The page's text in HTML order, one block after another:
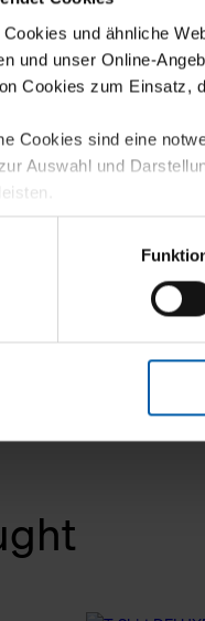
und ähnliche
und unser Online-
Cookies zum Einsatz,
Cookies sind eine
Auswahl und
Angebote,
Statistik- und Tracking-
Diese
damit wir alle
die jeweiligen
„Über Cookies“
der Einwilligung hat